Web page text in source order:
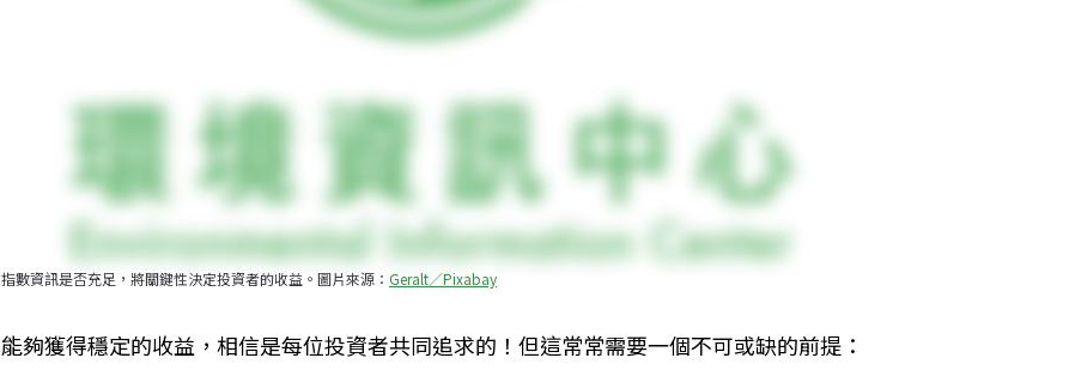
指數資訊是否充足，將關鍵性決定投資者的收益。圖片來源： Geralt／Pixabay
能夠獲得穩定的收益，相信是每位投資者共同追求的！但這常常需要一個不可或缺的前提：